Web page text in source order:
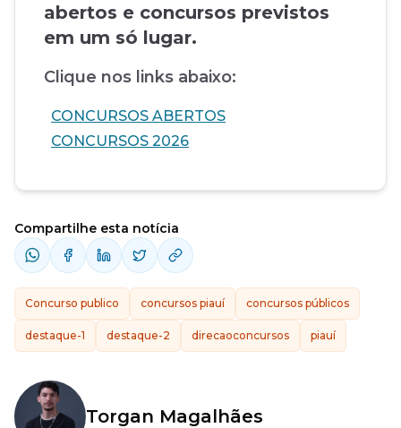
abertos e concursos previstos
em um só lugar.
Clique nos links abaixo:
CONCURSOS ABERTOS
CONCURSOS 2026
Compartilhe esta notícia
Concurso publico concursos piauí concursos públicos
destaque-1 destaque-2 direcaoconcursos piauí
Torgan Magalhães